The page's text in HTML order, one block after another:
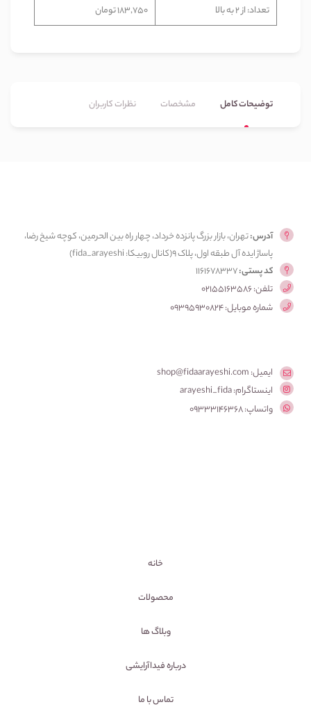
تعداد: از 2 به بالا
183,750 تومان
توضیحات کامل مشخصات نظرات کاربران
آدرس:تهران، بازار بزرگ پانزده خرداد، چهار راه بین الحرمین، کوچه شیخ رضا،
پاساژ ایده آل طبقه اول، پلاک ۹(کانال روبیکا: fida_arayeshi)
کد پستی:1161678337
تلفن: 02155163586
شماره موبایل: 09395930824
ایمیل: shop@fidaarayeshi.com
اینستاگرام: arayeshi_fida
واتساپ: 09333146368
خانه
محصولات
وبلاگ ها
درباره فیداآرایشی
تماس با ما